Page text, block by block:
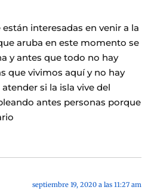
interesadas en venir a la
aruba en este momento se
y antes que todo no hay
que vivimos aquí y no hay
si la isla vive del
antes personas porque
septiembre 19, 2020 a las 11:27 am